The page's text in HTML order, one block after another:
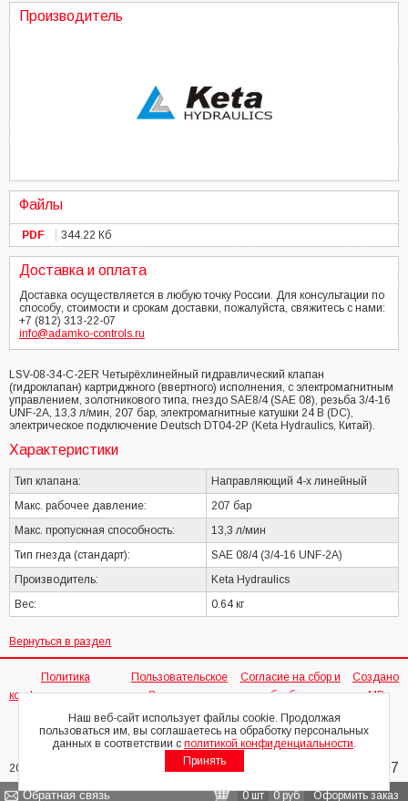
Производитель
Файлы
PDF 344.22 Кб
Доставка и оплата
Доставка осуществляется в любую точку России. Для консультации по
способу, стоимости и срокам доставки, пожалуйста, свяжитесь с нами:
+7 (812) 313-22-07
info@adamko-controls.ru
LSV-08-34-C-2ER Четырёхлинейный гидравлический клапан
(гидроклапан) картриджного (ввертного) исполнения, с электромагнитным
управлением, золотникового типа, гнездо SAE8/4 (SAE 08), резьба 3/4-16
UNF-2A, 13,3 л/мин, 207 бар, электромагнитные катушки 24 В (DC),
электрическое подключение Deutsch DT04-2P (Keta Hydraulics, Китай).
Характеристики
Тип клапана:
Направляющий 4-х линейный
Макс. рабочее давление:
207 бар
Макс. пропускная способность:
13,3 л/мин
Тип гнезда (стандарт):
SAE 08/4 (3/4-16 UNF-2A)
Производитель:
Keta Hydraulics
Вес:
0.64 кг
Вернуться в раздел
Политика
конфиденциальности
Пользовательское
Соглашение
Согласие на сбор и
обработку
персональных
данных
Создано
МР
2026 © ООО "Адамко Контролс" 313-22-07
Обратная связь 0 шт 0 руб Оформить заказ
Наш веб-сайт использует файлы cookie. Продолжая
пользоваться им, вы соглашаетесь на обработку персональных
данных в соответствии с политикой конфиденциальности.
Принять